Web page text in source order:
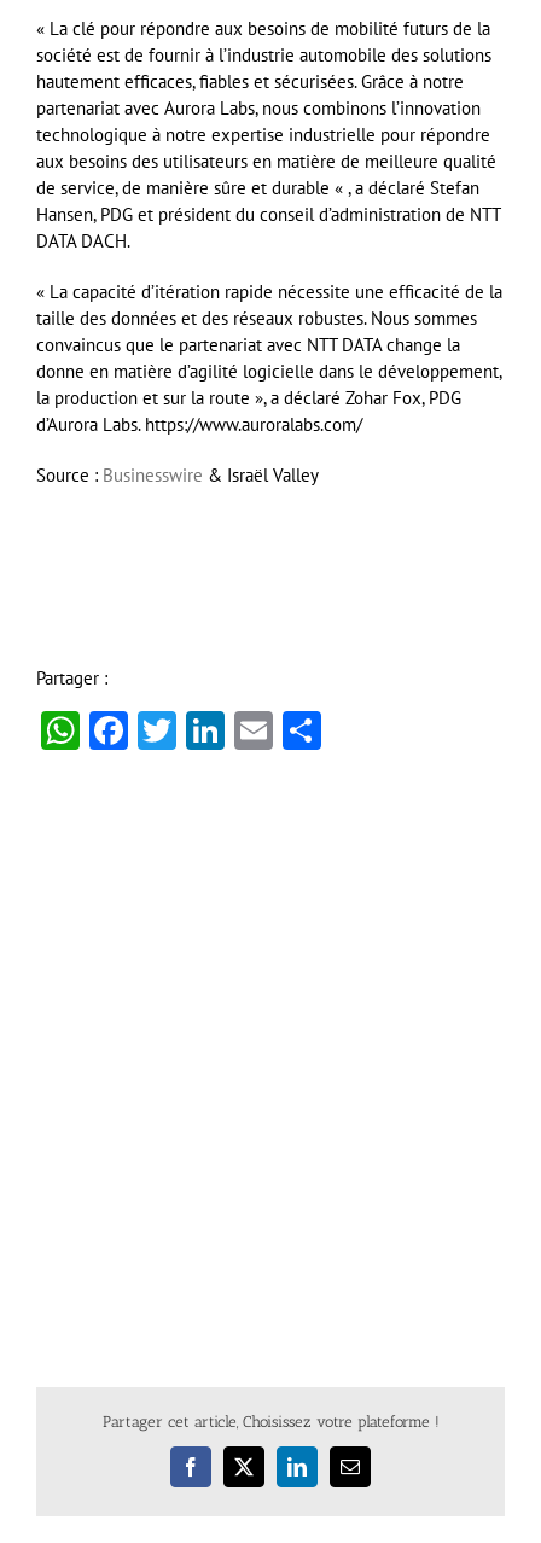
« La clé pour répondre aux besoins de mobilité futurs de la
société est de fournir à l’industrie automobile des solutions
hautement efficaces, fiables et sécurisées. Grâce à notre
partenariat avec Aurora Labs, nous combinons l’innovation
technologique à notre expertise industrielle pour répondre
aux besoins des utilisateurs en matière de meilleure qualité
de service, de manière sûre et durable « , a déclaré Stefan
Hansen, PDG et président du conseil d’administration de NTT
DATA DACH.
« La capacité d’itération rapide nécessite une efficacité de la
taille des données et des réseaux robustes. Nous sommes
convaincus que le partenariat avec NTT DATA change la
donne en matière d’agilité logicielle dans le développement,
la production et sur la route », a déclaré Zohar Fox, PDG
d’Aurora Labs. https://www.auroralabs.com/
Source : Businesswire & Israël Valley
Partager :
WhatsApp
Facebook
Twitter
LinkedIn
Email
Partager cet article, Choisissez votre plateforme !
Facebook
X LinkedInEmail